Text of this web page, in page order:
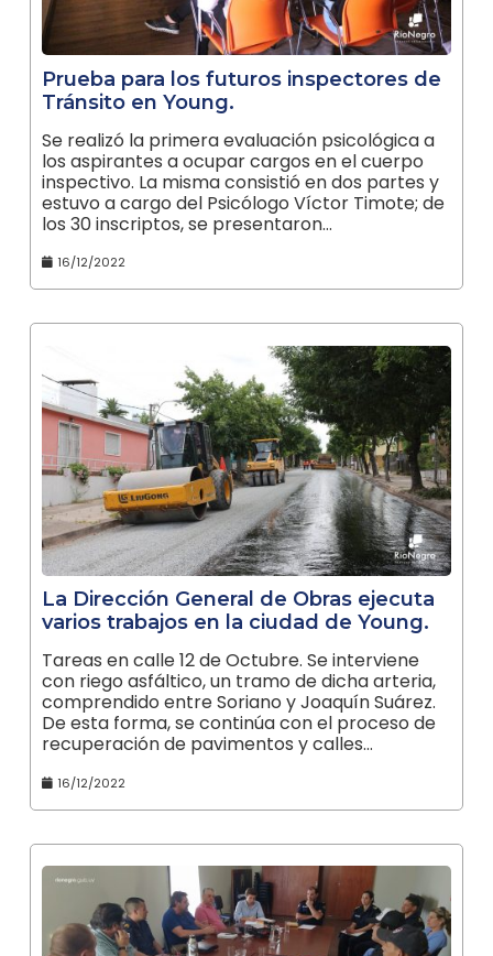
Prueba para los futuros inspectores de
Tránsito en Young.
Se realizó la primera evaluación psicológica a
los aspirantes a ocupar cargos en el cuerpo
inspectivo. La misma consistió en dos partes y
estuvo a cargo del Psicólogo Víctor Timote; de
los 30 inscriptos, se presentaron…
16/12/2022
La Dirección General de Obras ejecuta
varios trabajos en la ciudad de Young.
Tareas en calle 12 de Octubre. Se interviene
con riego asfáltico, un tramo de dicha arteria,
comprendido entre Soriano y Joaquín Suárez.
De esta forma, se continúa con el proceso de
recuperación de pavimentos y calles…
16/12/2022